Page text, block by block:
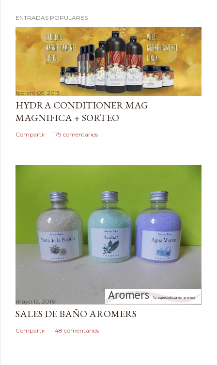
u
b
a
r
u
n
c
o
ENTRADAS POPULARES
febrero 05, 2015
HYDRA CONDITIONER MAG
MAGNIFICA + SORTEO
Compartir 179 comentarios
mayo 12, 2016
SALES DE BAÑO AROMERS
Compartir 148 comentarios